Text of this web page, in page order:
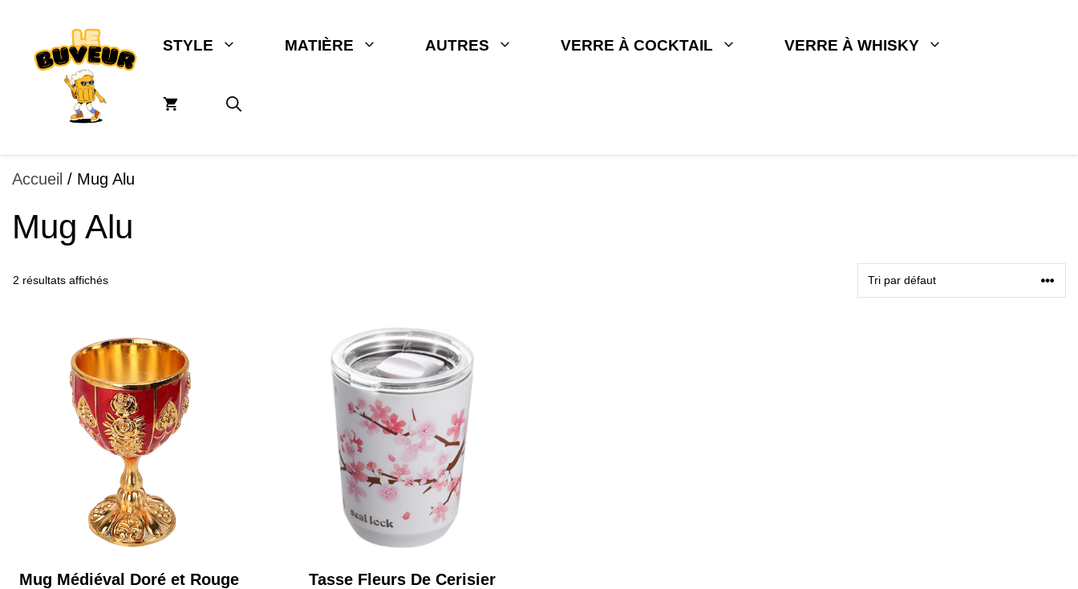
contenu
STYLE MATIÈRE AUTRES VERRE À COCKTAIL VERRE À WHISKY
Accueil / Mug Alu
Mug Alu
2 résultats affichés
Mug Médiéval Doré et Rouge
Tasse Fleurs De Cerisier